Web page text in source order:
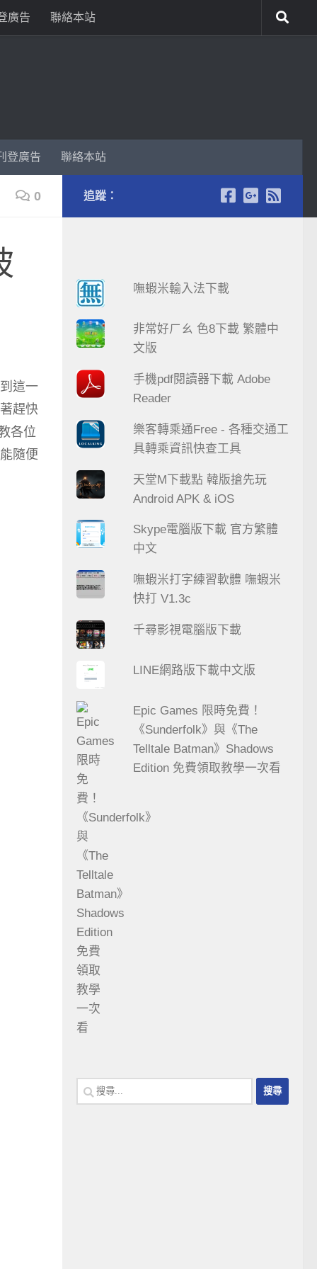
廣告 聯絡本站
登廣告 聯絡本站
0
這一
趕快
各位
隨便
追蹤：
嘸蝦米輸入法下載
非常好ㄏㄠ 色8下載 繁體中
文版
手機pdf閱讀器下載 Adobe
Reader
樂客轉乘通Free - 各種交通工
具轉乘資訊快查工具
天堂M下載點 韓版搶先玩
Android APK & iOS
Skype電腦版下載 官方繁體
中文
嘸蝦米打字練習軟體 嘸蝦米
快打 V1.3c
千尋影視電腦版下載
LINE網路版下載中文版
Epic Games 限時免費！
《Sunderfolk》與《The
Telltale Batman》Shadows
Edition 免費領取教學一次看
搜
尋